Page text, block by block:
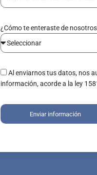
¿Cómo te enteraste de
Al enviarnos tus datos, nos
información, acorde a la ley
Enviar información